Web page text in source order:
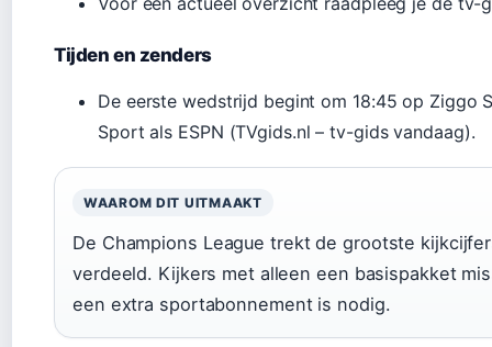
Tijden en zenders
De eerste wedstrijd begint om 18:45 op Ziggo
Sport als ESPN (TVgids.nl – tv-gids vandaag).
WAAROM DIT UITMAAKT
De Champions League trekt de grootste
verdeeld. Kijkers met alleen een basispakket
een extra sportabonnement is nodig.